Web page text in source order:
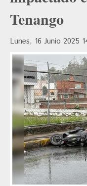
Tenango
Lunes, 16 Junio 2025